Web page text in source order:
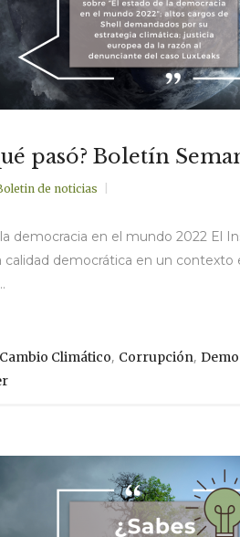
pasó? Boletín
de noticias
democracia en el mundo 2022 El
calidad democrática en un
Cambio Climático, Corrupción,